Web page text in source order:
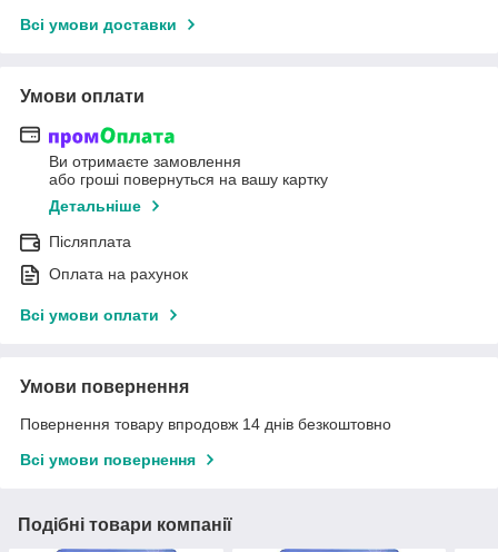
Всі умови доставки
Умови оплати
Ви отримаєте замовлення
або гроші повернуться на вашу картку
Детальніше
Післяплата
Оплата на рахунок
Всі умови оплати
Умови повернення
Повернення товару впродовж 14 днів безкоштовно
Всі умови повернення
Подібні товари компанії